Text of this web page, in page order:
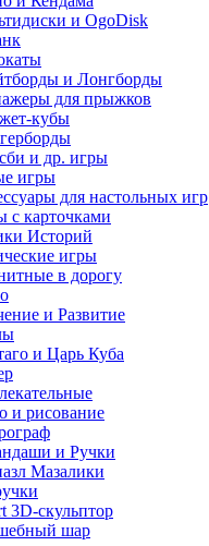
и OgoDisk
и Лонгборды
для прыжков
кубы
и др. игры
игры
для настольных игр
с карточками
Историй
игры
в дорогу
и Развитие
и Царь Куба
и рисование
и Ручки
Мазалики
3D-скульптор
шар